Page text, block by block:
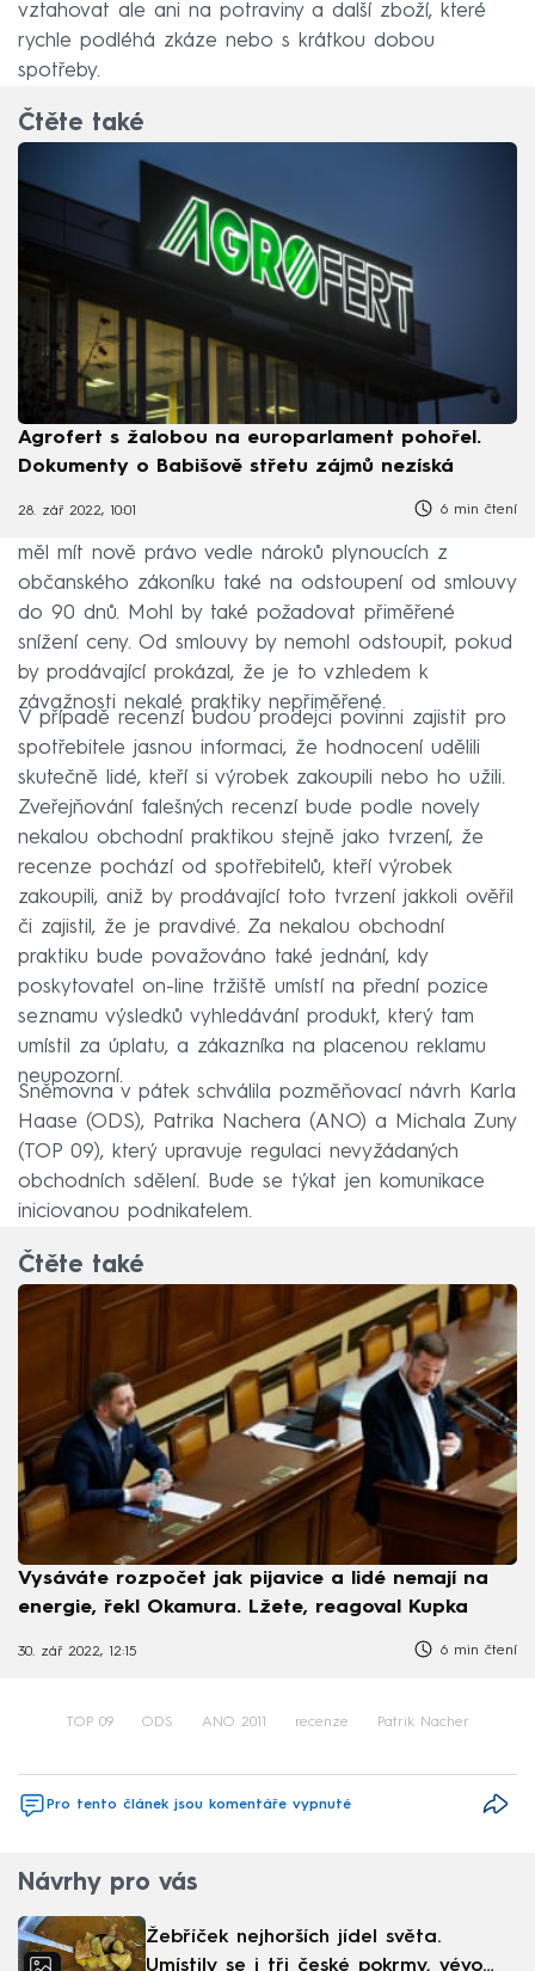
vztahovat ale ani na potraviny a další zboží, které
rychle podléhá zkáze nebo s krátkou dobou
spotřeby.
Čtěte také
Agrofert s žalobou na europarlament pohořel.
Dokumenty o Babišově střetu zájmů nezíská
28. zář 2022, 10:01 6 min čtení
Spotřebitel poškozený nekalou praktikou prodejce by
měl mít nově právo vedle nároků plynoucích z
občanského zákoníku také na odstoupení od smlouvy
do 90 dnů. Mohl by také požadovat přiměřené
snížení ceny. Od smlouvy by nemohl odstoupit, pokud
by prodávající prokázal, že je to vzhledem k
závažnosti nekalé praktiky nepřiměřené.
V případě recenzí budou prodejci povinni zajistit pro
spotřebitele jasnou informaci, že hodnocení udělili
skutečně lidé, kteří si výrobek zakoupili nebo ho užili.
Zveřejňování falešných recenzí bude podle novely
nekalou obchodní praktikou stejně jako tvrzení, že
recenze pochází od spotřebitelů, kteří výrobek
zakoupili, aniž by prodávající toto tvrzení jakkoli ověřil
či zajistil, že je pravdivé. Za nekalou obchodní
praktiku bude považováno také jednání, kdy
poskytovatel on-line tržiště umístí na přední pozice
seznamu výsledků vyhledávání produkt, který tam
umístil za úplatu, a zákazníka na placenou reklamu
neupozorní.
Sněmovna v pátek schválila pozměňovací návrh Karla
Haase (ODS), Patrika Nachera (ANO) a Michala Zuny
(TOP 09), který upravuje regulaci nevyžádaných
obchodních sdělení. Bude se týkat jen komunikace
iniciovanou podnikatelem.
Čtěte také
Vysáváte rozpočet jak pijavice a lidé nemají na
energie, řekl Okamura. Lžete, reagoval Kupka
30. zář 2022, 12:15 6 min čtení
TOP 09 ODS ANO 2011 recenze Patrik Nacher
Pro tento článek jsou komentáře vypnuté
Návrhy pro vás
Žebříček nejhorších jídel světa.
Umístily se i tři české pokrmy, vévodí